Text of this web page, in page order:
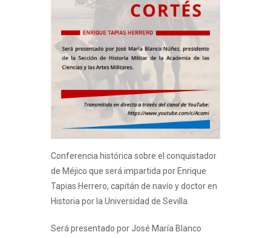
Conferencia histórica sobre el conquistador
de Méjico que será impartida por Enrique
Tapias Herrero, capitán de navío y doctor en
Historia por la Universidad de Sevilla.
Será presentado por José María Blanco